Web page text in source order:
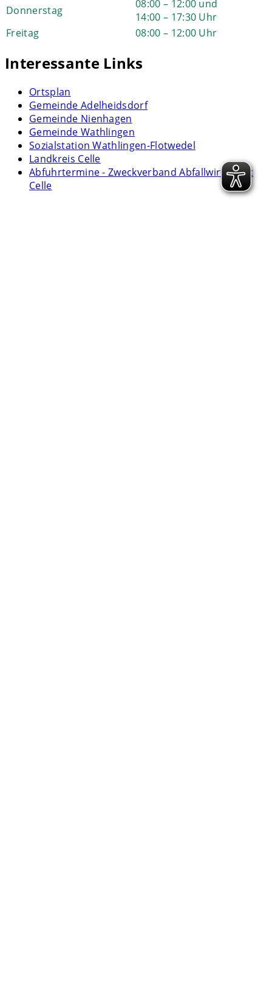
Donnerstag
08:00 – 12:00 und
14:00 – 17:30 Uhr
Freitag
08:00 – 12:00 Uhr
Interessante Links
Ortsplan
Gemeinde Adelheidsdorf
Gemeinde Nienhagen
Gemeinde Wathlingen
Sozialstation Wathlingen-Flotwedel
Landkreis Celle
Abfuhrtermine - Zweckverband Abfallwirtschaft
Celle